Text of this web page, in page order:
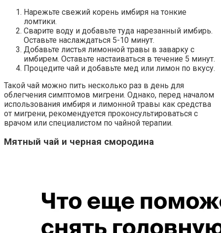
Нарежьте свежий корень имбиря на тонкие
ломтики.
Сварите воду и добавьте туда нарезанный имбирь.
Оставьте наслаждаться 5-10 минут.
Добавьте листья лимонной травы в заварку с
имбирем. Оставьте настаиваться в течение 5 минут.
Процедите чай и добавьте мед или лимон по вкусу.
Такой чай можно пить несколько раз в день для
облегчения симптомов мигрени. Однако, перед началом
использования имбиря и лимонной травы как средства
от мигрени, рекомендуется проконсультироваться с
врачом или специалистом по чайной терапии.
Мятный чай и черная смородина